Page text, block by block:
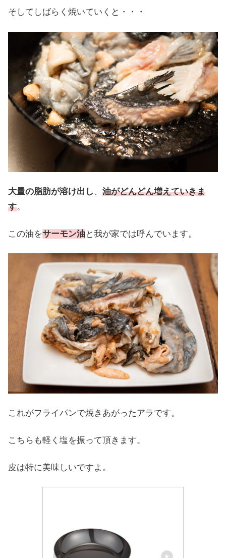
そしてしばらく焼いていくと・・・
大量の脂肪が溶け出し 、 油がどんどん増えていきま
す。
この油をサーモン油と我が家では呼んでいます。
これがフライパンで焼きあがったアラです。
こちらも軽く塩を振って頂きます。
皮は特に美味しいですよ。